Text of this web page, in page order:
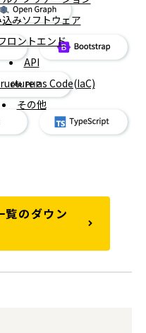
みソフトウェア
ロントエンド
API
as Code(IaC)
その他
覧のダウン